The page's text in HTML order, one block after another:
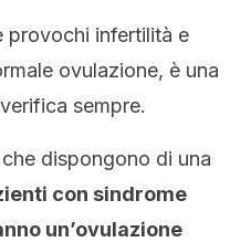
provochi infertilità e
ovulazione, è una
sempre.
dispongono di una
con sindrome
un’ovulazione